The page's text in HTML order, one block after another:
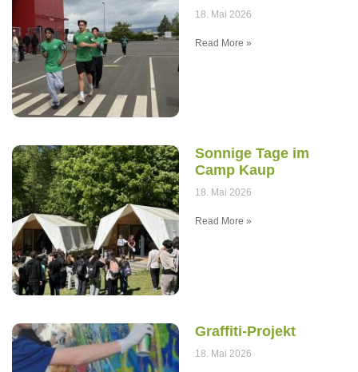
18. Mai 2026
Read More »
Sonnige Tage im
Camp Kaup
18. Mai 2026
Read More »
Graffiti-Projekt
18. Mai 2026